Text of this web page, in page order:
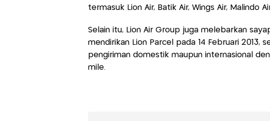
termasuk Lion Air, Batik Air, Wings Air, Malindo
Selain itu, Lion Air Group juga melebarkan
mendirikan Lion Parcel pada 14 Februari 2013,
pengiriman domestik maupun internasional
mile.